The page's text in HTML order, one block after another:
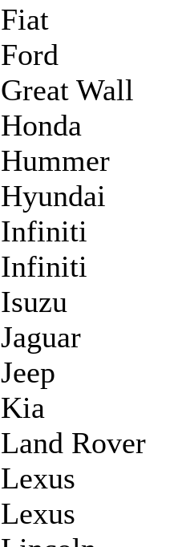
Fiat
Ford
Great Wall
Honda
Hummer
Hyundai
Infiniti
Infiniti
Isuzu
Jaguar
Jeep
Kia
Land Rover
Lexus
Lexus